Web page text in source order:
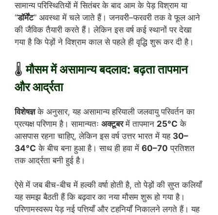
सामान्य परिस्थितियों में सितंबर के बाद आम के पेड़ विश्राम या
“डॉर्मेंट” अवस्था में चले जाते हैं। जनवरी–फरवरी तक वे फूल आने
की जैविक तैयारी करते हैं। लेकिन इस वर्ष कई स्थानों पर देखा
गया है कि पेड़ों ने विश्राम काल से पहले ही वृद्धि शुरू कर दी है।
🌡️मौसम में असामान्य बदलाव: बढ़ता तापमान
और आर्द्रता
विशेषज्ञके अनुसार, यह असामान्य हरियाली जलवायु परिवर्तन का
प्रत्यक्ष परिणाम है। सामान्यतः अक्टूबरमें तापमान 25°C के
आसपास रहना चाहिए, लेकिन इस वर्ष उत्तर भारत में यह 30–
34°C के बीच बना हुआ है। साथ ही हवा में 60–70 प्रतिशत
तक आर्द्रता बनी हुई है।
ऐसे में जब बीच-बीच में हल्की वर्षा होती है, तो पेड़ों की सुप्त कलियाँ
यह समझ बैठती हैं कि बढ़वार का नया मौसम शुरू हो गया है।
परिणामस्वरूप पेड़ नई पत्तियाँ और टहनियाँ निकालने लगते हैं। यह